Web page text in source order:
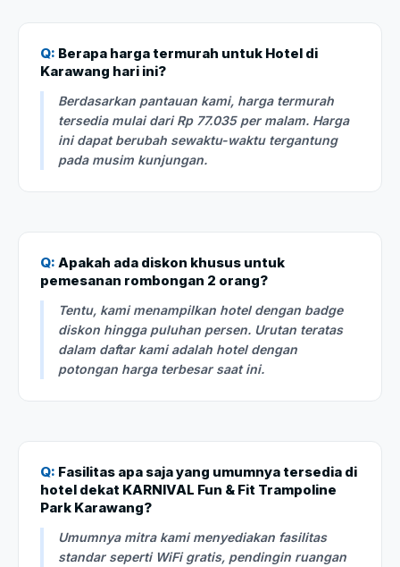
Q: Berapa harga termurah untuk Hotel di
Karawang hari ini?
Berdasarkan pantauan kami, harga termurah
tersedia mulai dari Rp 77.035 per malam. Harga
ini dapat berubah sewaktu-waktu tergantung
pada musim kunjungan.
Q: Apakah ada diskon khusus untuk
pemesanan rombongan 2 orang?
Tentu, kami menampilkan hotel dengan badge
diskon hingga puluhan persen. Urutan teratas
dalam daftar kami adalah hotel dengan
potongan harga terbesar saat ini.
Q: Fasilitas apa saja yang umumnya tersedia di
hotel dekat KARNIVAL Fun & Fit Trampoline
Park Karawang?
Umumnya mitra kami menyediakan fasilitas
standar seperti WiFi gratis, pendingin ruangan